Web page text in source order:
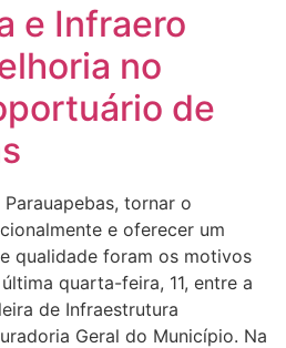
e Infraero
no
de
tornar o
e oferecer um
qualidade foram os motivos
quarta-feira, 11, entre a
de Infraestrutura
Geral do Município. Na